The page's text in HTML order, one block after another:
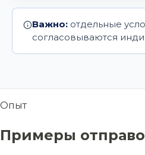
Важно: отдельные
согласовываются
Опыт
Примеры